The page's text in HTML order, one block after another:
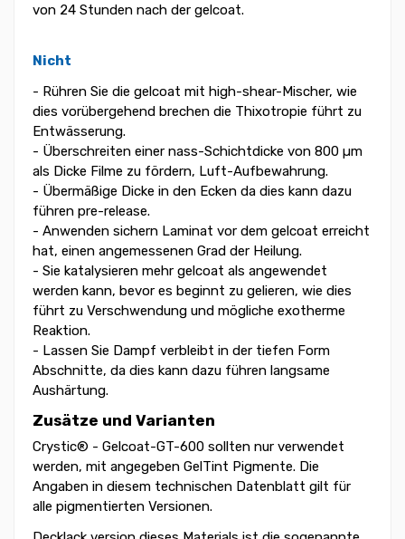
von 24 Stunden nach der gelcoat.
Nicht
- Rühren Sie die gelcoat mit high-shear-Mischer, wie
dies vorübergehend brechen die Thixotropie führt zu
Entwässerung.
- Überschreiten einer nass-Schichtdicke von 800 µm
als Dicke Filme zu fördern, Luft-Aufbewahrung.
- Übermäßige Dicke in den Ecken da dies kann dazu
führen pre-release.
- Anwenden sichern Laminat vor dem gelcoat erreicht
hat, einen angemessenen Grad der Heilung.
- Sie katalysieren mehr gelcoat als angewendet
werden kann, bevor es beginnt zu gelieren, wie dies
führt zu Verschwendung und mögliche exotherme
Reaktion.
- Lassen Sie Dampf verbleibt in der tiefen Form
Abschnitte, da dies kann dazu führen langsame
Aushärtung.
Zusätze und Varianten
Crystic® - Gelcoat-GT-600 sollten nur verwendet
werden, mit angegeben GelTint Pigmente. Die
Angaben in diesem technischen Datenblatt gilt für
alle pigmentierten Versionen.